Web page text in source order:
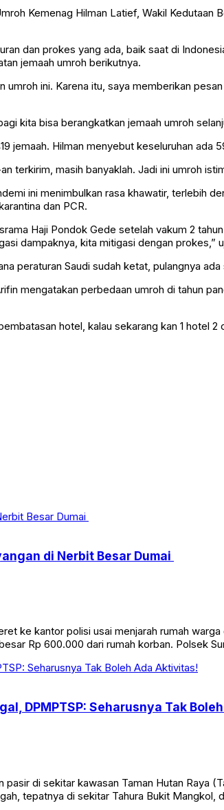
Kemenag Hilman Latief, Wakil Kedutaan
dan prokes yang ada, baik saat di
jemaah umroh berikutnya.
ini. Karena itu, saya memberikan
kita bisa berangkatkan jemaah umroh
jemaah. Hilman menyebut keseluruhan ada
terkirim, masih banyaklah. Jadi ini umroh
ini menimbulkan rasa khawatir, terlebih
dan PCR.
Haji Pondok Gede setelah vakum 2
dampaknya, kita mitigasi dengan prokes,”
peraturan Saudi sudah ketat, pulangnya
mengatakan perbedaan umroh di tahun
hotel, kalau sekarang kan 1 hotel
di Nerbit Besar Dumai
ke kantor polisi usai menjarah rumah
Rp 600.000 dari rumah korban. Polsek
DPMPTSP: Seharusnya Tak
di sekitar kawasan Taman Hutan Raya
tepatnya di sekitar Tahura Bukit